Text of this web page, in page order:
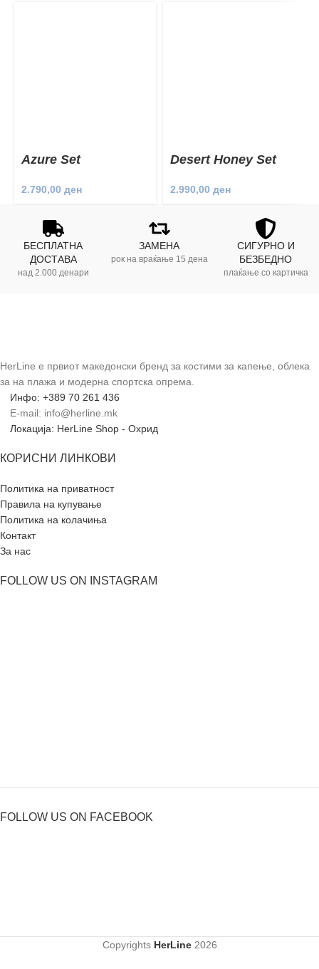
Azure Set
2.790,00 ден
Desert Honey Set
2.990,00 ден
БЕСПЛАТНА
ДОСТАВА
над 2.000 денари
ЗАМЕНА
рок на враќање 15 дена
СИГУРНО И
БЕЗБЕДНО
плаќање со картичка
HerLine е првиот македонски бренд за костими за капење, облека
за на плажа и модерна спортска опрема.
Инфо: +389 70 261 436
E-mail: info@herline.mk
Локација: HerLine Shop - Охрид
КОРИСНИ ЛИНКОВИ
Политика на приватност
Правила на купување
Политика на колачиња
Контакт
За нас
FOLLOW US ON INSTAGRAM
FOLLOW US ON FACEBOOK
Copyrights HerLine 2026